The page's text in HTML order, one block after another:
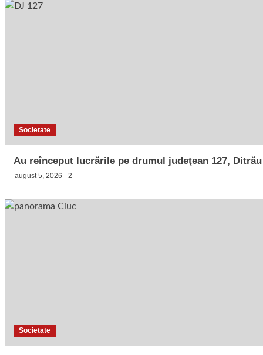
Societate
Au reînceput lucrările pe drumul judeţean 127, Ditrău
august 5, 2026 2
Societate